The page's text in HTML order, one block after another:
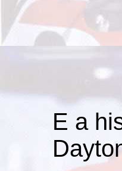
E a